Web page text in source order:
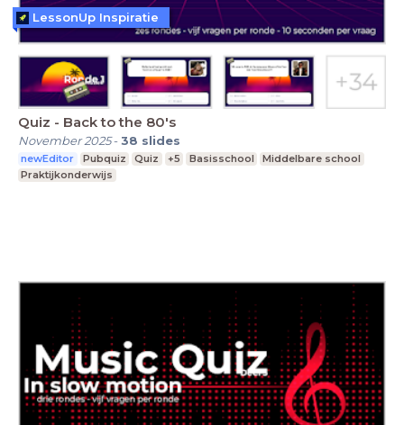
Quiz - Back to the 80's
November 2025-38 slides
newEditor Pubquiz Quiz +5 Basisschool
Middelbare school
Praktijkonderwijs
LessonUp Inspiratie